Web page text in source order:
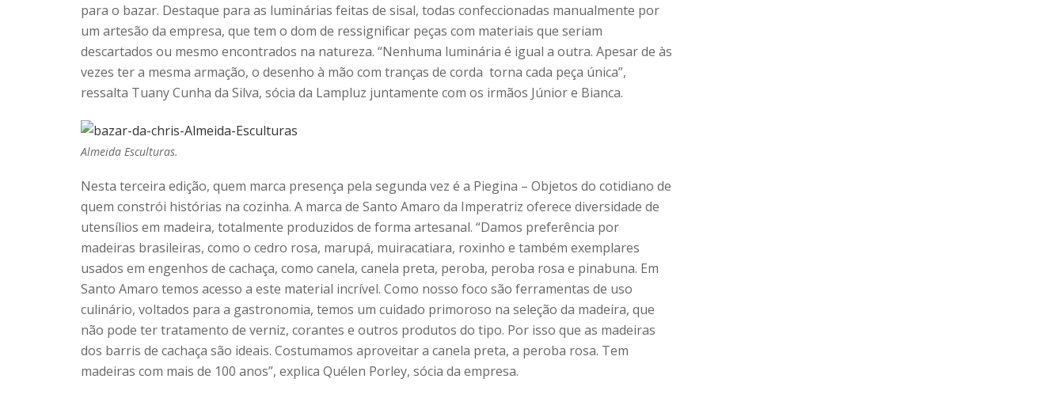
para o bazar. Destaque para as luminárias feitas de sisal, todas confeccionadas manualmente por
um artesão da empresa, que tem o dom de ressignificar peças com materiais que seriam
descartados ou mesmo encontrados na natureza. “Nenhuma luminária é igual a outra. Apesar de às
vezes ter a mesma armação, o desenho à mão com tranças de corda torna cada peça única”,
ressalta Tuany Cunha da Silva, sócia da Lampluz juntamente com os irmãos Júnior e Bianca.
Almeida Esculturas.
Nesta terceira edição, quem marca presença pela segunda vez é a Piegina – Objetos do cotidiano de
quem constrói histórias na cozinha. A marca de Santo Amaro da Imperatriz oferece diversidade de
utensílios em madeira, totalmente produzidos de forma artesanal. “Damos preferência por
madeiras brasileiras, como o cedro rosa, marupá, muiracatiara, roxinho e também exemplares
usados em engenhos de cachaça, como canela, canela preta, peroba, peroba rosa e pinabuna. Em
Santo Amaro temos acesso a este material incrível. Como nosso foco são ferramentas de uso
culinário, voltados para a gastronomia, temos um cuidado primoroso na seleção da madeira, que
não pode ter tratamento de verniz, corantes e outros produtos do tipo. Por isso que as madeiras
dos barris de cachaça são ideais. Costumamos aproveitar a canela preta, a peroba rosa. Tem
madeiras com mais de 100 anos”, explica Quélen Porley, sócia da empresa.